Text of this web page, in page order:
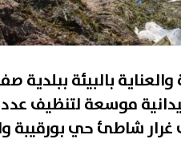
بالبيئة ببلدية
موسعة لتنظيف